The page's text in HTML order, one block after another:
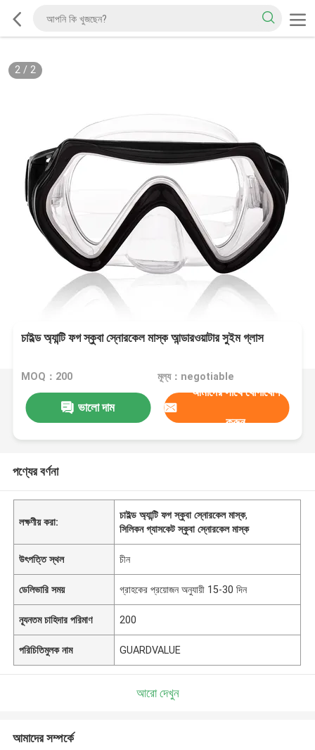
2/ 2
চাইল্ড অ্যান্টি ফগ স্কুবা স্নোরকেল মাস্ক আন্ডারওয়াটার সুইম গ্লাস
MOQ：200 মূল্য：negotiable
ভালো দাম
আমাদের সাথে যোগাযোগ
করুন
পণ্যের বর্ণনা
লক্ষণীয় করা:
চাইল্ড অ্যান্টি ফগ স্কুবা স্নোরকেল মাস্ক,
সিলিকন গ্যাসকেট স্কুবা স্নোরকেল মাস্ক
উৎপত্তি স্থল চীন
ডেলিভারি সময় গ্রাহকের প্রয়োজন অনুযায়ী 15-30 দিন
ন্যূনতম চাহিদার পরিমাণ 200
পরিচিতিমুলক নাম GUARDVALUE
আরো দেখুন
আমাদের সম্পর্কে